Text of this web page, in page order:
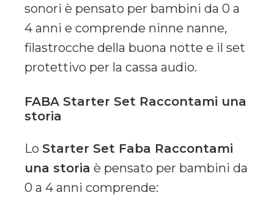
sonori è pensato per bambini da 0 a
4 anni e comprende ninne nanne,
filastrocche della buona notte e il set
protettivo per la cassa audio.
FABA Starter Set Raccontami una
storia
Lo Starter Set Faba Raccontami
una storia è pensato per bambini da
0 a 4 anni comprende: